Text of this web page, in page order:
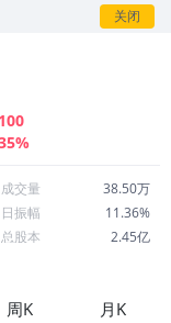
关闭
成交量
38.50万
日振幅
11.36%
总股本
2.45亿
市盈率
-40.38
周K 月K